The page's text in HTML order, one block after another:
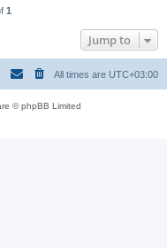
1
Jump to
All times are UTC+03:00
© phpBB Limited